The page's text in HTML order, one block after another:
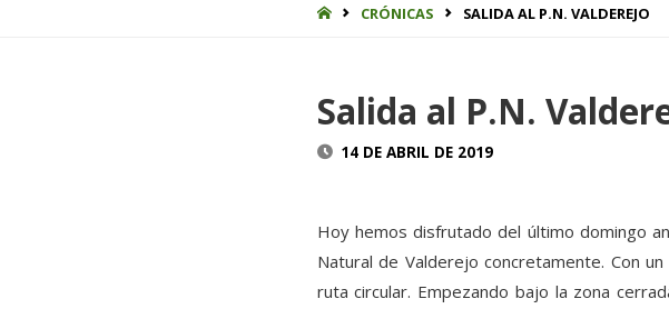
INICIOCRÓNICAS SALIDA AL P.N. VALDEREJO
Salida al P.N.
14 DE ABRIL DE 2019
Hoy hemos disfrutado del último domingo
Natural de Valderejo concretamente. Con
ruta circular. Empezando bajo la zona